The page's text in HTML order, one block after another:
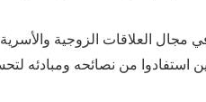
العلاقات الزوجية
استفادوا من نصائحه ومبادئه